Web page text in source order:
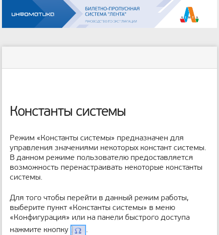
Инструменты
пользователя
сайта
страницы
е
т
д
а
н
н
ы
е
т
р
а
н
Константы системы
Режим «Константы системы» предназначен для
управления значениями некоторых констант системы.
В данном режиме пользователю предоставляется
возможность перенастраивать некоторые константы
системы.
Для того чтобы перейти в данный режим работы,
выберите пункт «Константы системы» в меню
«Конфигурация» или на панели быстрого доступа
нажмите кнопку
.